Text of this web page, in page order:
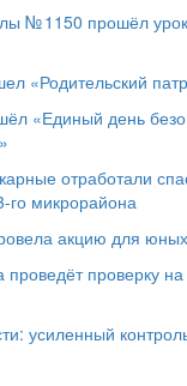
№ 1150 прошёл
«Родительский
«Единый день
отработали
го микрорайона
акцию для
проверку
усиленный